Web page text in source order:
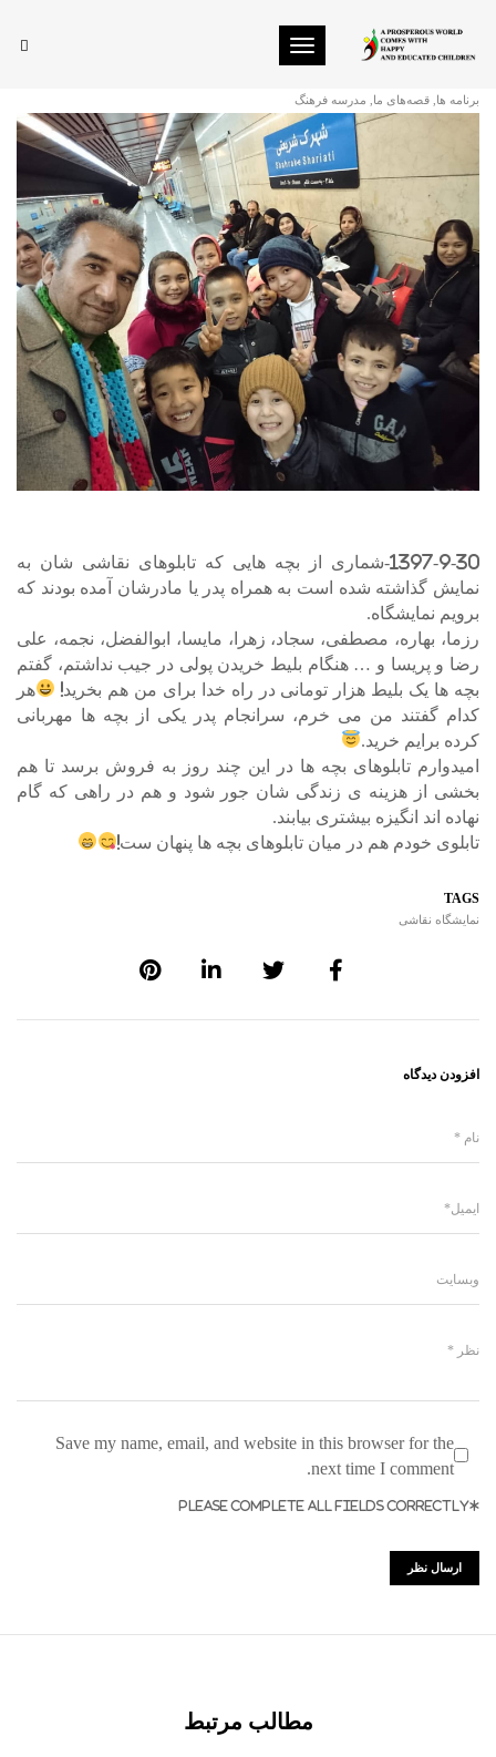
Toggle navigation
پیش به سوی نمایشگاه
برنامه ها قصه‌های ما مدرسه فرهنگ
1397-9-30-شماری از بچه هایی که تابلوهای نقاشی شان به
نمایش گذاشته شده است به همراه پدر یا مادرشان آمده بودند که
برویم نمایشگاه.
رزما، بهاره، مصطفی، سجاد، زهرا، مایسا، ابوالفضل، نجمه، علی
رضا و پریسا و … هنگام بلیط خریدن پولی در جیب نداشتم، گفتم
بچه ها یک بلیط هزار تومانی در راه خدا برای من هم بخرید!
هر
کدام گفتند من می خرم، سرانجام پدر یکی از بچه ها مهربانی
کرده برایم خرید.
امیدوارم تابلوهای بچه ها در این چند روز به فروش برسد تا هم
بخشی از هزینه ی زندگی شان جور شود و هم در راهی که گام
نهاده اند انگیزه بیشتری بیابند.
تابلوی خودم هم در میان تابلوهای بچه ها پنهان ست!
TAGS
نمایشگاه نقاشی
افزودن دیدگاه
Save my name, email, and website in this browser for the
next time I comment.
*PLEASE COMPLETE ALL FIELDS CORRECTLY
مطالب مرتبط